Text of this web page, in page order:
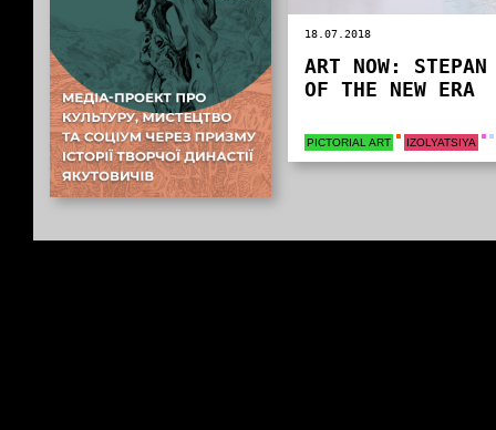
18.07.2018
ART NOW:
OF THE NEW ERA
PICTORIAL ART IZOLYATSIYA